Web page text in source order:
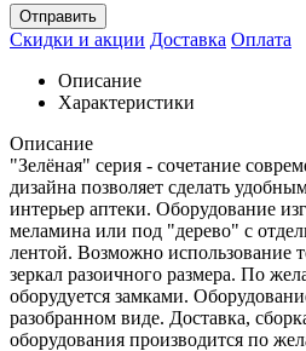
Отправить
Скидки и акции Доставка Оплата
Описание
Характеристики
Описание
"Зелёная" серия - сочетание
дизайна позволяет сделать
интерьер аптеки. Оборудование
меламина или под "дерево" с
лентой. Возможно использование
зеркал разоичного размера. По
оборудуется замками.
разобранном виде. Доставка,
оборудования производится по